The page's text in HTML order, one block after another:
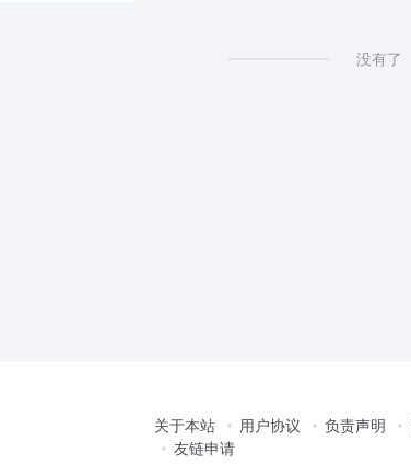
没有了
关于本站 用户协议 负责声明
友链申请